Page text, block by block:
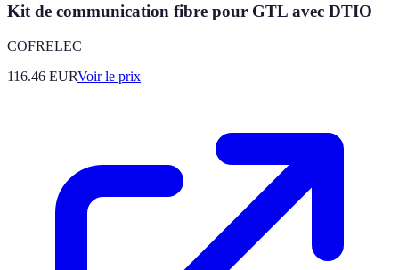
Kit de communication fibre pour GTL avec DTIO
COFRELEC
116.46 EURVoir le prix